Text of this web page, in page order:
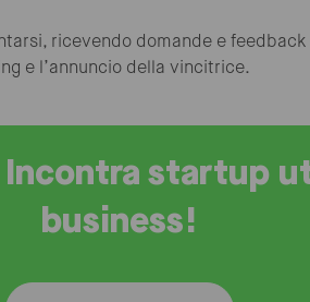
ricevendo domande e
e l’annuncio della vincitrice.
Incontra startup
business!